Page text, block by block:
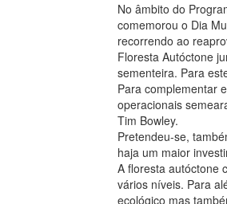
No âmbito do
comemorou o Dia
recorrendo ao
Floresta Autóctone
sementeira. Para
Para complementar
operacionais
Tim Bowley.
Pretendeu-se,
haja um maior
A floresta autóctone
vários níveis. Para
ecológico mas